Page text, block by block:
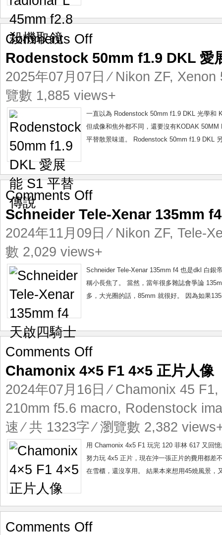
Comments Offon
50mm
DKL
展
能
S1
替
Rodenstock 50mm f1.9 DKL 愛
2025年07月07日 ⁄ Nikon ZF, Xenon
覽數 1,885 views+
一直以為 Rodenstock 50mm f1.9 DKL 光學和
但成像和焦外都不同，還要沒有KODAK
平替散景味道。 Rodenstock 50mm f1.9 DKL
Comments Offon
Tele-
135mm
天
啟
四
士
Schneider Tele-Xenar 135mm
2024年11月09日 ⁄ Nikon ZF, Tele-
數 2,029 views+
Schneider Tele-Xenar 135mm f4 也是dkl 白銀
稱小長焦了。 當然，當年很多雜誌會爭論
多，大光圈的話，85mm 就很好。 因為如果
Comments Offon
4×5
4×5
片
人
Chamonix 4×5 F1 4×5 正片人像
2024年07月16日 ⁄ Chamonix 45 F1,
210mm f5.6 macro, Rodenstock
速⁄ 共 1323字 ⁄ 瀏覽數 2,382
用 Chamonix 4x5 F1 玩完 120 菲林 617 又回
努力玩 4x5 正片，現在沖一張正片的費用都差
在雪櫃，還沒享用。 結果本來想用45燒風景，
Comments Offon